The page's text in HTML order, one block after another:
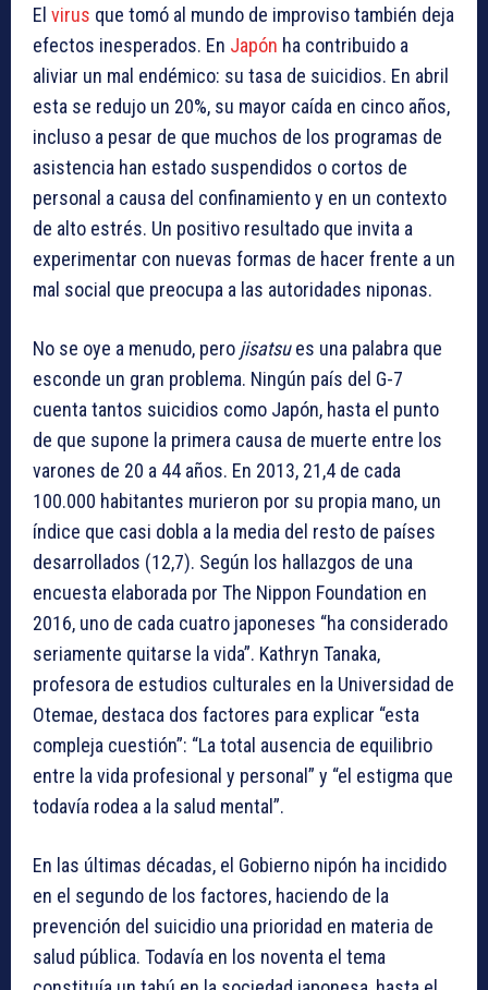
El virus que tomó al mundo de improviso también deja
efectos inesperados. En Japón ha contribuido a
aliviar un mal endémico: su tasa de suicidios. En abril
esta se redujo un 20%, su mayor caída en cinco años,
incluso a pesar de que muchos de los programas de
asistencia han estado suspendidos o cortos de
personal a causa del confinamiento y en un contexto
de alto estrés. Un positivo resultado que invita a
experimentar con nuevas formas de hacer frente a un
mal social que preocupa a las autoridades niponas.
No se oye a menudo, pero jisatsues una palabra que
esconde un gran problema. Ningún país del G-7
cuenta tantos suicidios como Japón, hasta el punto
de que supone la primera causa de muerte entre los
varones de 20 a 44 años. En 2013, 21,4 de cada
100.000 habitantes murieron por su propia mano, un
índice que casi dobla a la media del resto de países
desarrollados (12,7). Según los hallazgos de una
encuesta elaborada por The Nippon Foundation en
2016, uno de cada cuatro japoneses “ha considerado
seriamente quitarse la vida”. Kathryn Tanaka,
profesora de estudios culturales en la Universidad de
Otemae, destaca dos factores para explicar “esta
compleja cuestión”: “La total ausencia de equilibrio
entre la vida profesional y personal” y “el estigma que
todavía rodea a la salud mental”.
En las últimas décadas, el Gobierno nipón ha incidido
en el segundo de los factores, haciendo de la
prevención del suicidio una prioridad en materia de
salud pública. Todavía en los noventa el tema